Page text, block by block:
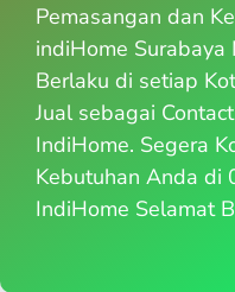
Pemasangan dan
indiHome
Berlaku di setiap
Jual sebagai
IndiHome. Segera
Kebutuhan Anda
IndiHome Selamat